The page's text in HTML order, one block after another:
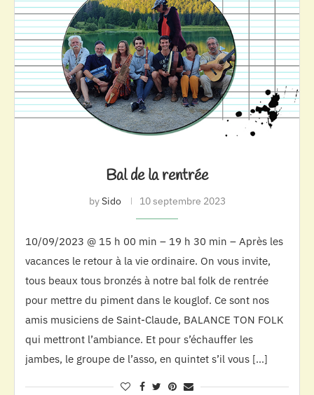
Bal de la rentrée
bySido 10 septembre 2023
10/09/2023 @ 15 h 00 min – 19 h 30 min – Après les
vacances le retour à la vie ordinaire. On vous invite,
tous beaux tous bronzés à notre bal folk de rentrée
pour mettre du piment dans le kouglof. Ce sont nos
amis musiciens de Saint-Claude, BALANCE TON FOLK
qui mettront l’ambiance. Et pour s’échauffer les
jambes, le groupe de l’asso, en quintet s’il vous […]